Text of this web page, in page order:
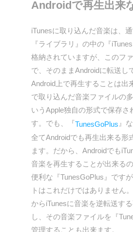
Androidで再生出来
iTunesに取り込んだ音楽は、
『ライブラリ』の中の『
格納されていますが、このフ
で、そのままAndroidに転送し
Android上で再生することは出
で取り込んだ音楽ファイルの
いうApple独自の形式で保存さ
す。でも、『TunesGoPlus 』
全てAndroidでも再生出来る形
ます。だから、Androidでも
音楽を再生することが出来る
便利な『TunesGoPlus』です
トはこれだけではありません
からiTunesに音楽を逆転送す
し、その音楽ファイルを『
管理することも出来ます。